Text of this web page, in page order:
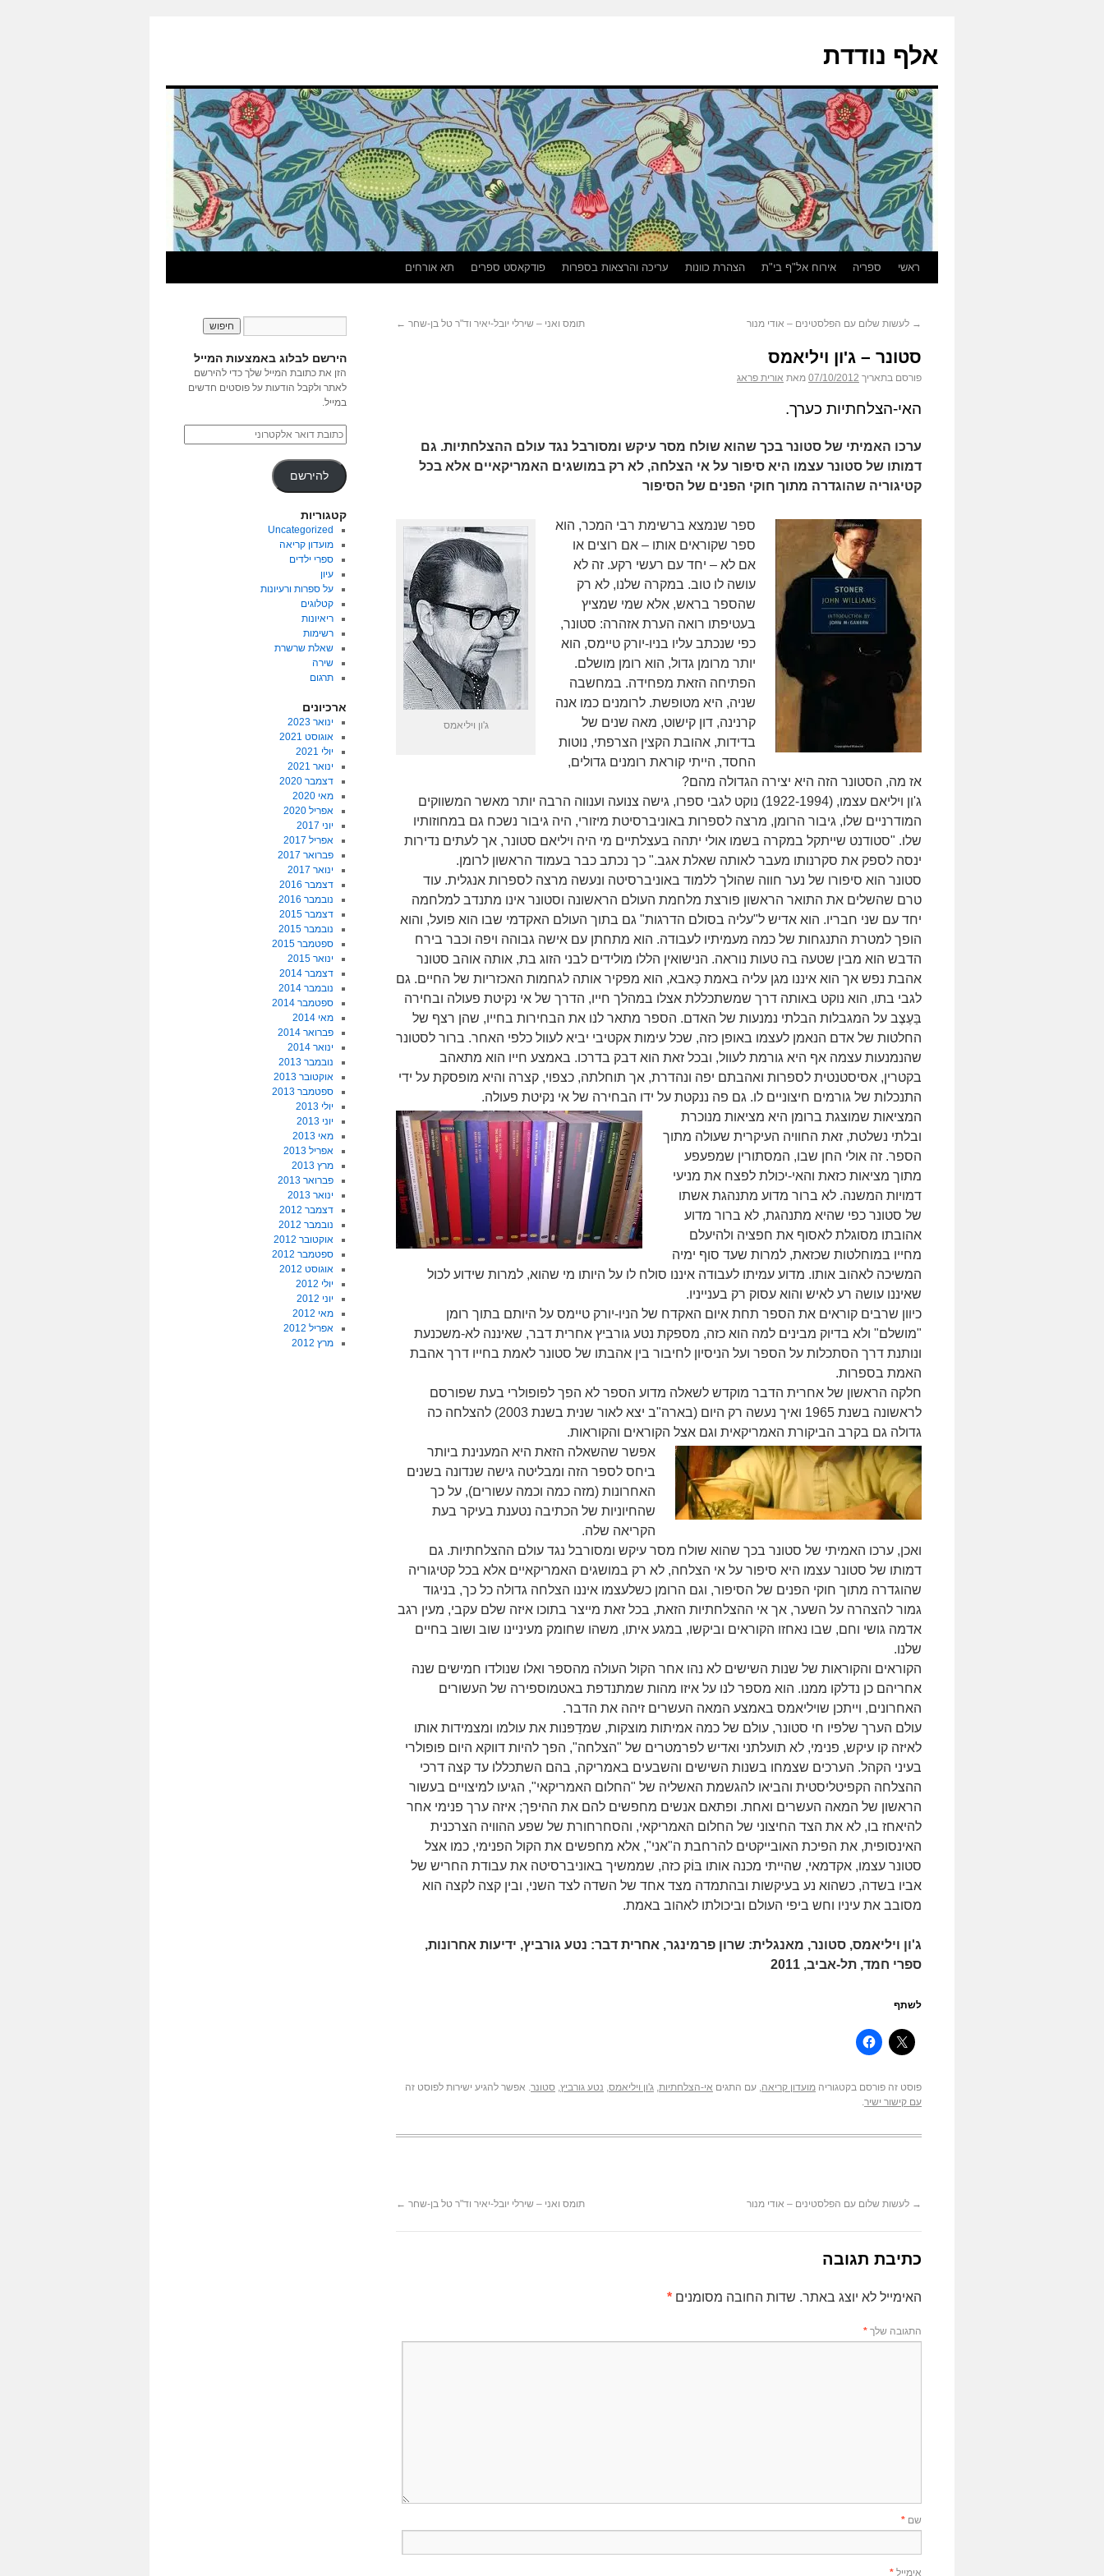
אלף נודדת
ראשי ספריה אירוח אל"ף בי"ת הצהרת כוונות עריכה והרצאות בספרות פודקאסט ספרים תא אורחים
→ לעשות שלום עם הפלסטינים – אודי מנור תומס ואני – שירלי יובל-יאיר וד"ר טל בן-שחר ←
סטונר – ג'ון ויליאמס
פורסם בתאריך 07/10/2012 מאת אורית פראג
האי-הצלחתיות כערך.
ערכו האמיתי של סטונר בכך שהוא שולח מסר עיקש ומסורבל נגד עולם ההצלחתיות. גם
דמותו של סטונר עצמו היא סיפור על אי הצלחה, לא רק במושגים האמריקאיים אלא בכל
קטיגוריה שהוגדרה מתוך חוקי הפנים של הסיפור
ג'ון ויליאמס
ספר שנמצא ברשימת רבי המכר, הוא
ספר שקוראים אותו – אם רוצים או
אם לא – יחד עם רעשי רקע. זה לא
עושה לו טוב. במקרה שלנו, לא רק
שהספר בראש, אלא שמי שמציץ
בעטיפתו רואה הערת אזהרה: סטונר,
כפי שנכתב עליו בניו-יורק טיימס, הוא
יותר מרומן גדול, הוא רומן מושלם.
הפתיחה הזאת מפחידה. במחשבה
שניה, היא מטופשת. לרומנים כמו אנה
קרנינה, דון קישוט, מאה שנים של
בדידות, אהובת הקצין הצרפתי, נוטות
החסד, הייתי קוראת רומנים גדולים,
אז מה, הסטונר הזה היא יצירה הגדולה מהם?
ג'ון ויליאם עצמו, (1922-1994) נוקט לגבי ספרו, גישה צנועה וענווה הרבה יותר מאשר המשווקים
המודרניים שלו, גיבור הרומן, מרצה לספרות באוניברסיטת מיזורי, היה גיבור נשכח גם במחוזותיו
שלו. "סטודנט שייתקל במקרה בשמו אולי יתהה בעצלתיים מי היה ויליאם סטונר, אך לעתים נדירות
ינסה לספק את סקרנותו מעבר לאותה שאלת אגב." כך נכתב כבר בעמוד הראשון לרומן.
סטונר הוא סיפורו של נער חווה שהולך ללמוד באוניברסיטה ונעשה מרצה לספרות אנגלית. עוד
טרם שהשלים את התואר הראשון פורצת מלחמת העולם הראשונה וסטונר אינו מתנדב למלחמה
יחד עם שני חבריו. הוא אדיש ל"עליה בסולם הדרגות" גם בתוך העולם האקדמי שבו הוא פועל, והוא
הופך למטרת התנגחות של כמה מעמיתיו לעבודה. הוא מתחתן עם אישה גבוהה ויפה וכבר בירח
הדבש הוא מבין שטעה בה טעות נוראה. הנישואין הללו מולידים לבני הזוג בת, אותה אוהב סטונר
אהבת נפש אך הוא איננו מגן עליה באמת כְּאבא, הוא מפקיר אותה לגחמות האכזריות של החיים. גם
לגבי בתו, הוא נוקט באותה דרך שמשתכללת אצלו במהלך חייו, הדרך של אי נקיטת פעולה ובחירה
בַּעֶצֶב על המגבלות הבלתי נמנעות של האדם. הספר מתאר לנו את הבחירות בחייו, שהן רצף של
החלטות של אדם הנאמן לעצמו באופן כזה, שכל עימות אקטיבי יביא לעוול כלפי האחר. ברור לסטונר
שהנמנעות עצמה אף היא גורמת לעוול, ובכל זאת הוא דבק בדרכו. באמצע חייו הוא מתאהב
בקטרין, אסיסטנטית לספרות ואהבתם יפה ונהדרת, אך תוחלתה, כצפוי, קצרה והיא מופסקת על ידי
התנכלות של גורמים חיצוניים לו. גם פה ננקטת על ידו הבחירה של אי נקיטת פעולה.
המציאות שמוצגת ברומן היא מציאות מנוכרת
ובלתי נשלטת, זאת החוויה העיקרית שעולה מתוך
הספר. זה אולי החן שבו, המסתורין שמפעפע
מתוך מציאות כזאת והאי-יכולת לפצח את מניעי
דמויות המשנה. לא ברור מדוע מתנהגת אשתו
של סטונר כפי שהיא מתנהגת, לא ברור מדוע
אהובתו מסוגלת לאסוף את חפציה ולהיעלם
מחייו במוחלטות שכזאת, למרות שעד סוף ימיה
המשיכה לאהוב אותו. מדוע עמיתו לעבודה איננו סולח לו על היותו מי שהוא, למרות שידוע לכול
שאיננו עושה רע לאיש והוא עסוק רק בענייניו.
כיוון שרבים קוראים את הספר תחת איום האקדח של הניו-יורק טיימס על היותם בתוך רומן
"מושלם" ולא בדיוק מבינים למה הוא כזה, מספקת נטע גורביץ אחרית דבר, שאיננה לא-משכנעת
ונותנת דרך הסתכלות על הספר ועל הניסיון לחיבור בין אהבתו של סטונר לאמת בחייו דרך אהבת
האמת בספרות.
חלקה הראשון של אחרית הדבר מוקדש לשאלה מדוע הספר לא הפך לפופולרי בעת שפורסם
לראשונה בשנת 1965 ואיך נעשה רק היום (בארה"ב יצא לאור שנית בשנת 2003) להצלחה כה
גדולה גם בקרב הביקורת האמריקאית וגם אצל הקוראים והקוראות.
אפשר שהשאלה הזאת היא המענינת ביותר
ביחס לספר הזה ומבליטה גישה שנדונה בשנים
האחרונות (מזה כמה וכמה עשורים), על כך
שהחיוניות של הכתיבה נטענת בעיקר בעת
הקריאה שלה.
ואכן, ערכו האמיתי של סטונר בכך שהוא שולח מסר עיקש ומסורבל נגד עולם ההצלחתיות. גם
דמותו של סטונר עצמו היא סיפור על אי הצלחה, לא רק במושגים האמריקאיים אלא בכל קטיגוריה
שהוגדרה מתוך חוקי הפנים של הסיפור, וגם הרומן כשלעצמו איננו הצלחה גדולה כל כך, בניגוד
גמור להצהרה על השער, אך אי ההצלחתיות הזאת, בכל זאת מייצר בתוכו איזה שלם עקבי, מעין רגב
אדמה גושי וחם, שבו נאחזו הקוראים וביקשו, במגע איתו, משהו שחומק מעיניינו שוב ושוב בחיים
שלנו.
הקוראים והקוראות של שנות השישים לא נהו אחר הקול העולה מהספר ואלו שנולדו חמישים שנה
אחריהם כן נדלקו ממנו. הוא מספר לנו על איזו מהות שמתנדפת באטמוספירה של העשורים
האחרונים, וייתכן שויליאמס באמצע המאה העשרים זיהה את הדבר.
עולם הערך שלפיו חי סטונר, עולם של כמה אמיתות מוצקות, שמדַפּנות את עולמו ומצמידות אותו
לאיזה קו עיקש, פנימי, לא תועלתני ואדיש לפרמטרים של "הצלחה", הפך להיות דווקא היום פופולרי
בעיני הקהל. הערכים שצמחו בשנות השישים והשבעים באמריקה, בהם השתכללו עד קצה דרכי
ההצלחה הקפיטליסטית והביאו להגשמת האשליה של "החלום האמריקאי", הגיעו למיצויים בעשור
הראשון של המאה העשרים ואחת. ופתאם אנשים מחפשים להם את ההיפך; איזה ערך פנימי אחר
להיאחז בו, לא את הצד החיצוני של החלום האמריקאי, והסחרחורת של שפע ההוויה הצרכנית
האינסופית, את הפיכת האובייקטים להרחבת ה"אני", אלא מחפשים את הקול הפנימי, כמו אצל
סטונר עצמו, אקדמאי, שהייתי מכנה אותו בּוֹק כזה, שממשיך באוניברסיטה את עבודת החריש של
אביו בשדה, כשהוא נע בעיקשות ובהתמדה מצד אחד של השדה לצד השני, ובין קצה לקצה הוא
מסובב את עיניו וחש ביפי העולם וביכולתו לאהוב באמת.
ג'ון ויליאמס, סטונר, מאנגלית: שרון פרמינגר, אחרית דבר: נטע גורביץ, ידיעות אחרונות,
ספרי חמד, תל-אביב, 2011
לשתף
פוסט זה פורסם בקטגוריה מועדון קריאה, עם התגים אי-הצלחתיות, ג'ון ויליאמס, נטע גורביץ, סטונר. אפשר להגיע ישירות לפוסט זה
עם קישור ישיר.
→ לעשות שלום עם הפלסטינים – אודי מנור תומס ואני – שירלי יובל-יאיר וד"ר טל בן-שחר ←
כתיבת תגובה
האימייל לא יוצג באתר. שדות החובה מסומנים *
התגובה שלך *
שם *
אימייל *
הירשם לבלוג באמצעות המייל
הזן את כתובת המייל שלך כדי להירשם
לאתר ולקבל הודעות על פוסטים חדשים
במייל.
להירשם
קטגוריות
Uncategorized
מועדון קריאה
ספרי ילדים
עיון
על ספרות ורעיונות
קטלוגים
ריאיונות
רשימות
שאלת שרשרת
שירה
תרגום
ארכיונים
ינואר 2023
אוגוסט 2021
יולי 2021
ינואר 2021
דצמבר 2020
מאי 2020
אפריל 2020
יוני 2017
אפריל 2017
פברואר 2017
ינואר 2017
דצמבר 2016
נובמבר 2016
דצמבר 2015
נובמבר 2015
ספטמבר 2015
ינואר 2015
דצמבר 2014
נובמבר 2014
ספטמבר 2014
מאי 2014
פברואר 2014
ינואר 2014
נובמבר 2013
אוקטובר 2013
ספטמבר 2013
יולי 2013
יוני 2013
מאי 2013
אפריל 2013
מרץ 2013
פברואר 2013
ינואר 2013
דצמבר 2012
נובמבר 2012
אוקטובר 2012
ספטמבר 2012
אוגוסט 2012
יולי 2012
יוני 2012
מאי 2012
אפריל 2012
מרץ 2012